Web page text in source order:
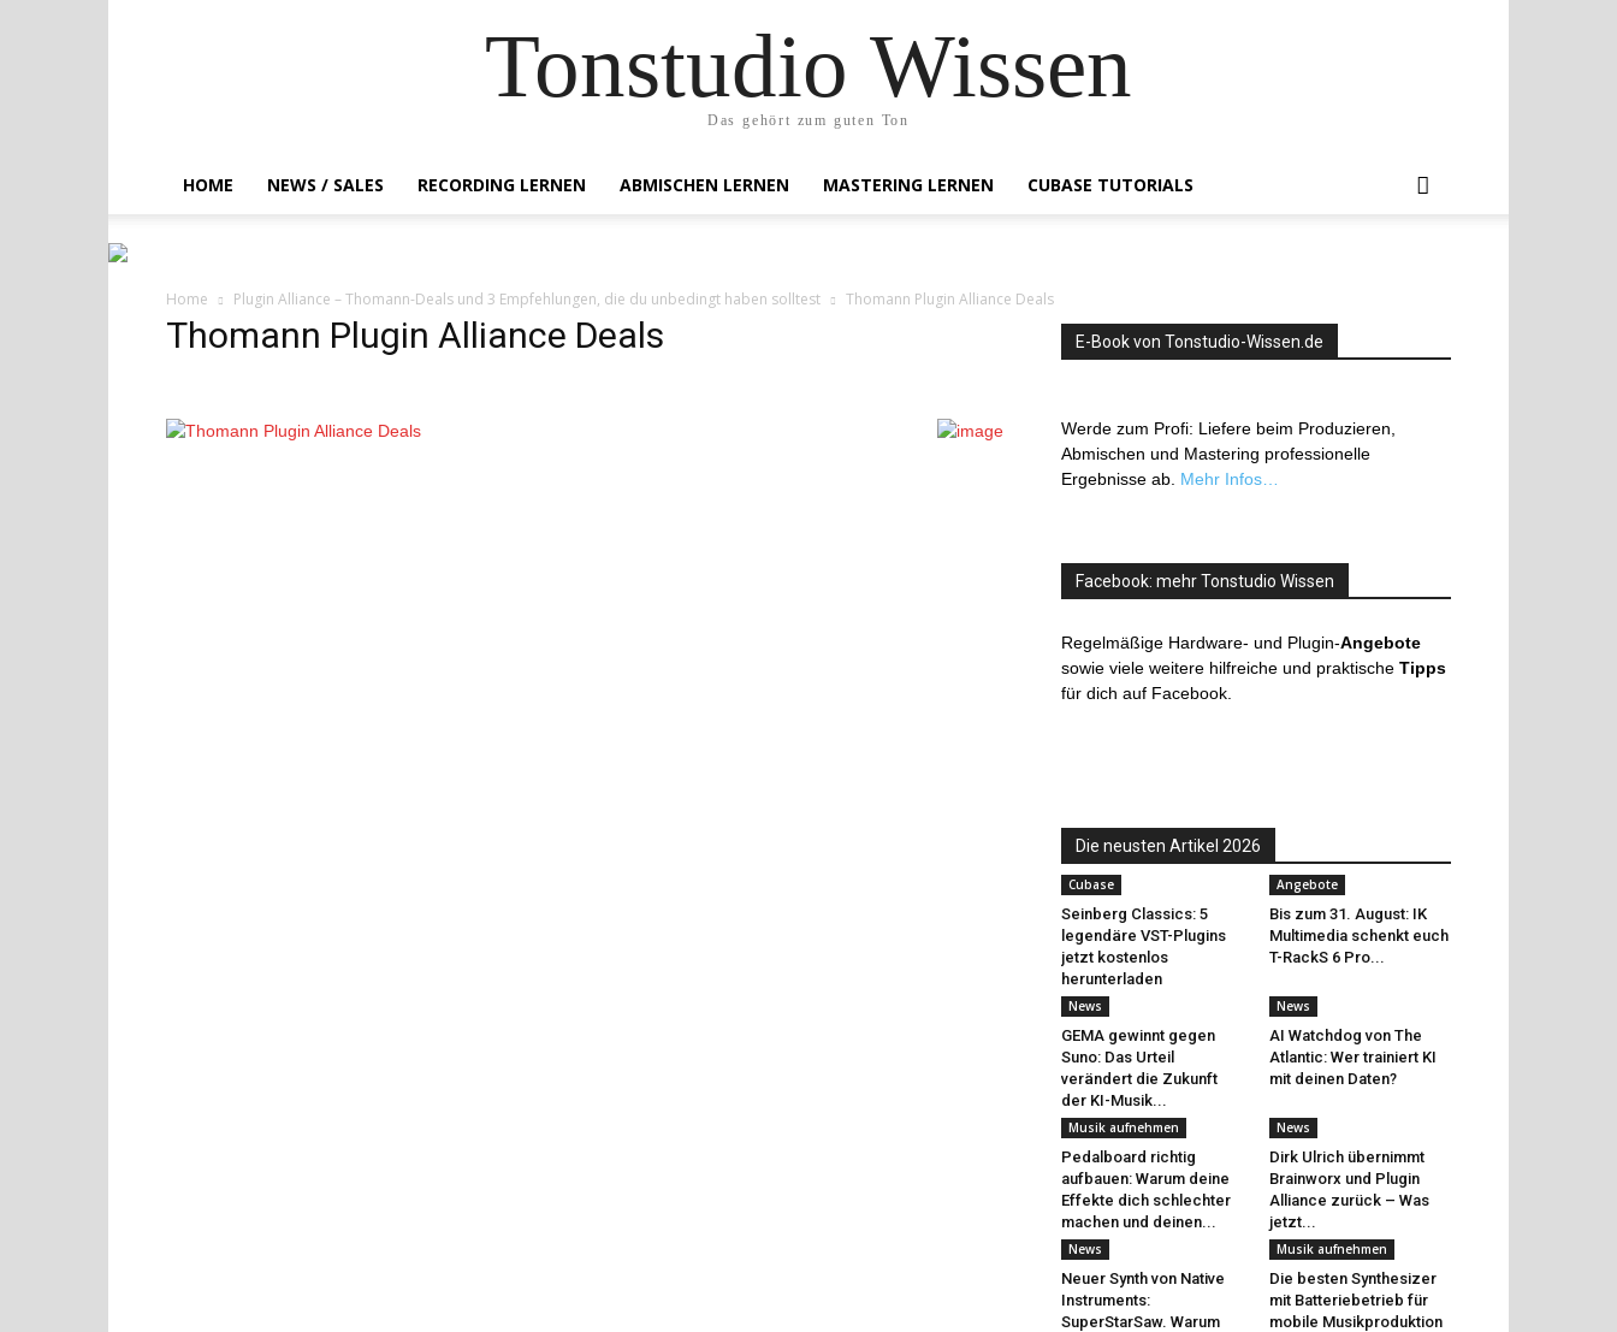
Tonstudio Wissen
Das gehört zum guten Ton
HOME NEWS / SALES RECORDING LERNEN ABMISCHEN LERNEN MASTERING LERNEN CUBASE TUTORIALS
Home Plugin Alliance – Thomann-Deals und 3 Empfehlungen, die du unbedingt haben solltest Thomann Plugin Alliance Deals
Thomann Plugin Alliance Deals E-Book von Tonstudio-Wissen.de
Werde zum Profi: Liefere beim Produzieren,
Abmischen und Mastering professionelle
Ergebnisse ab. Mehr Infos…
Facebook: mehr Tonstudio Wissen
Regelmäßige Hardware- und Plugin-Angebote
sowie viele weitere hilfreiche und praktische Tipps
für dich auf Facebook.
Die neusten Artikel 2026
Cubase
Seinberg Classics: 5
legendäre VST-Plugins
jetzt kostenlos
herunterladen
Angebote
Bis zum 31. August: IK
Multimedia schenkt euch
T-RackS 6 Pro...
News
GEMA gewinnt gegen
Suno: Das Urteil
verändert die Zukunft
der KI-Musik...
News
AI Watchdog von The
Atlantic: Wer trainiert KI
mit deinen Daten?
Musik aufnehmen
Pedalboard richtig
aufbauen: Warum deine
Effekte dich schlechter
machen und deinen...
News
Dirk Ulrich übernimmt
Brainworx und Plugin
Alliance zurück – Was
jetzt...
News
Neuer Synth von Native
Instruments:
SuperStarSaw. Warum
Musik aufnehmen
Die besten Synthesizer
mit Batteriebetrieb für
mobile Musikproduktion